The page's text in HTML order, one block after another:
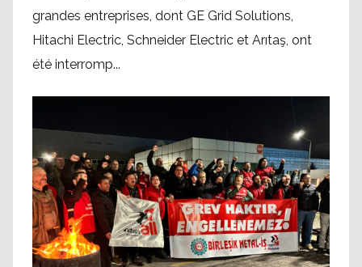
grandes entreprises, dont GE Grid Solutions,
Hitachi Electric, Schneider Electric et Arıtaş, ont
été interromp...